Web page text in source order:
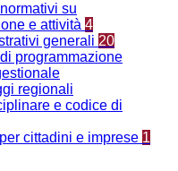
su
e attività 4
generali 20
programmazione
regionali
e codice di
cittadini e imprese 1